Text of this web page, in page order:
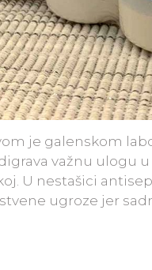
je galenskom
važnu ulogu
U nestašici
ugroze jer